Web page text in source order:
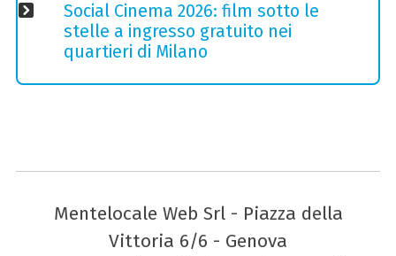
Social Cinema 2026: film sotto le
stelle a ingresso gratuito nei
quartieri di Milano
Mentelocale Web Srl - Piazza della
Vittoria 6/6 - Genova